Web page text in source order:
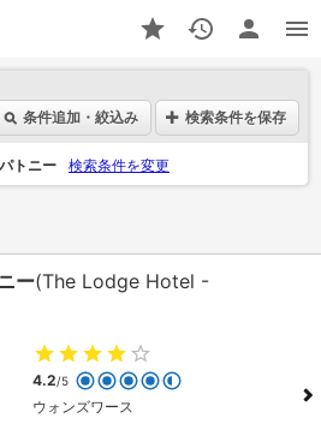
条件追加・絞込み
検索条件を保存
トニー 検索条件を変更
ー(The Lodge Hotel -
4.2/5
ウォンズワース